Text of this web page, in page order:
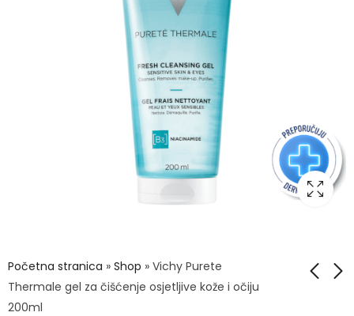
Početna stranica » Shop » Vichy Purete
Thermale gel za čišćenje osjetljive kože i očiju
200ml